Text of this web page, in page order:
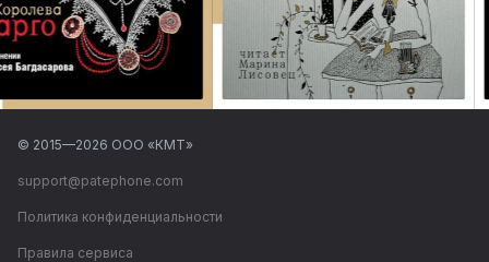
© 2015—2026 ООО «КМТ»
support@patephone.com
Политика конфиденциальности
Правила сервиса